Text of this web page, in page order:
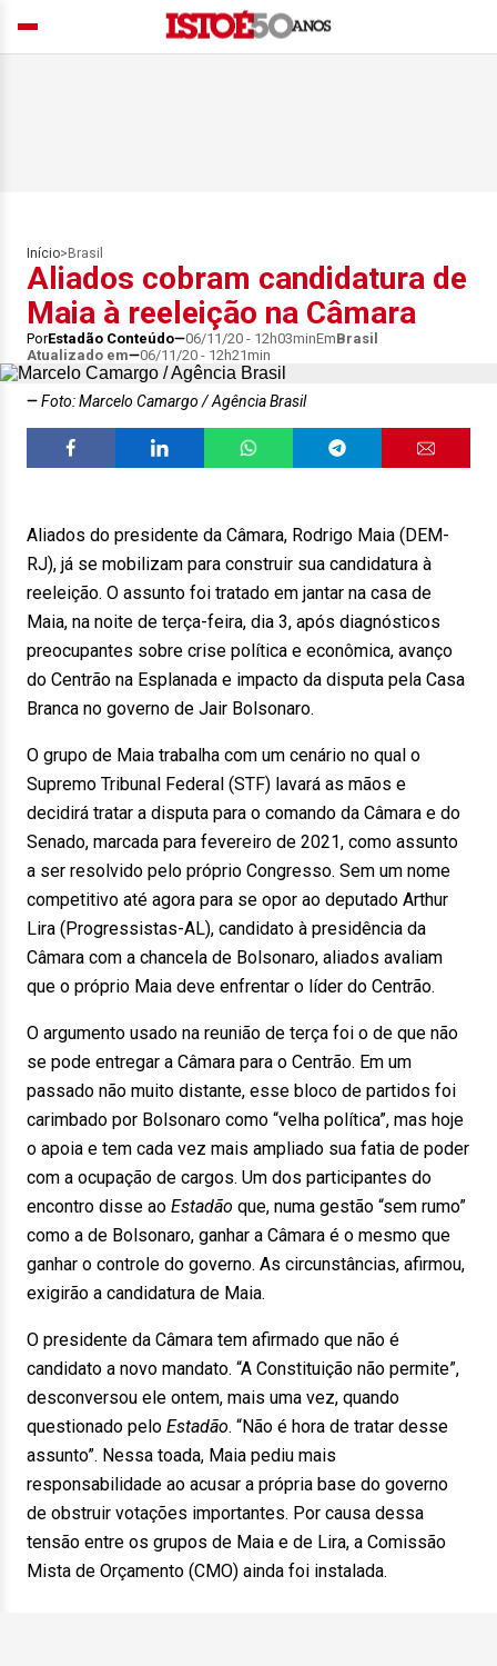
Início> Brasil
Aliados cobram candidatura de
Maia à reeleição na Câmara
PorEstadão Conteúdo 06/11/20 - 12h03minEmBrasil
Atualizado em
06/11/20 - 12h21min
Foto: Marcelo Camargo / Agência Brasil
Aliados do presidente da Câmara, Rodrigo Maia (DEM-
RJ), já se mobilizam para construir sua candidatura à
reeleição. O assunto foi tratado em jantar na casa de
Maia, na noite de terça-feira, dia 3, após diagnósticos
preocupantes sobre crise política e econômica, avanço
do Centrão na Esplanada e impacto da disputa pela Casa
Branca no governo de Jair Bolsonaro.
O grupo de Maia trabalha com um cenário no qual o
Supremo Tribunal Federal (STF) lavará as mãos e
decidirá tratar a disputa para o comando da Câmara e do
Senado, marcada para fevereiro de 2021, como assunto
a ser resolvido pelo próprio Congresso. Sem um nome
competitivo até agora para se opor ao deputado Arthur
Lira (Progressistas-AL), candidato à presidência da
Câmara com a chancela de Bolsonaro, aliados avaliam
que o próprio Maia deve enfrentar o líder do Centrão.
O argumento usado na reunião de terça foi o de que não
se pode entregar a Câmara para o Centrão. Em um
passado não muito distante, esse bloco de partidos foi
carimbado por Bolsonaro como “velha política”, mas hoje
o apoia e tem cada vez mais ampliado sua fatia de poder
com a ocupação de cargos. Um dos participantes do
encontro disse ao Estadão que, numa gestão “sem rumo”
como a de Bolsonaro, ganhar a Câmara é o mesmo que
ganhar o controle do governo. As circunstâncias, afirmou,
exigirão a candidatura de Maia.
O presidente da Câmara tem afirmado que não é
candidato a novo mandato. “A Constituição não permite”,
desconversou ele ontem, mais uma vez, quando
questionado pelo Estadão. “Não é hora de tratar desse
assunto”. Nessa toada, Maia pediu mais
responsabilidade ao acusar a própria base do governo
de obstruir votações importantes. Por causa dessa
tensão entre os grupos de Maia e de Lira, a Comissão
Mista de Orçamento (CMO) ainda foi instalada.